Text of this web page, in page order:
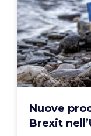
Nuove
Brexit